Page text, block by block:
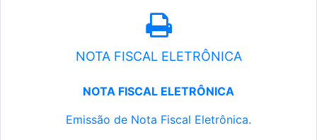
NOTA FISCAL ELETRÔNICA
NOTA FISCAL ELETRÔNICA
Emissão de Nota Fiscal Eletrônica.